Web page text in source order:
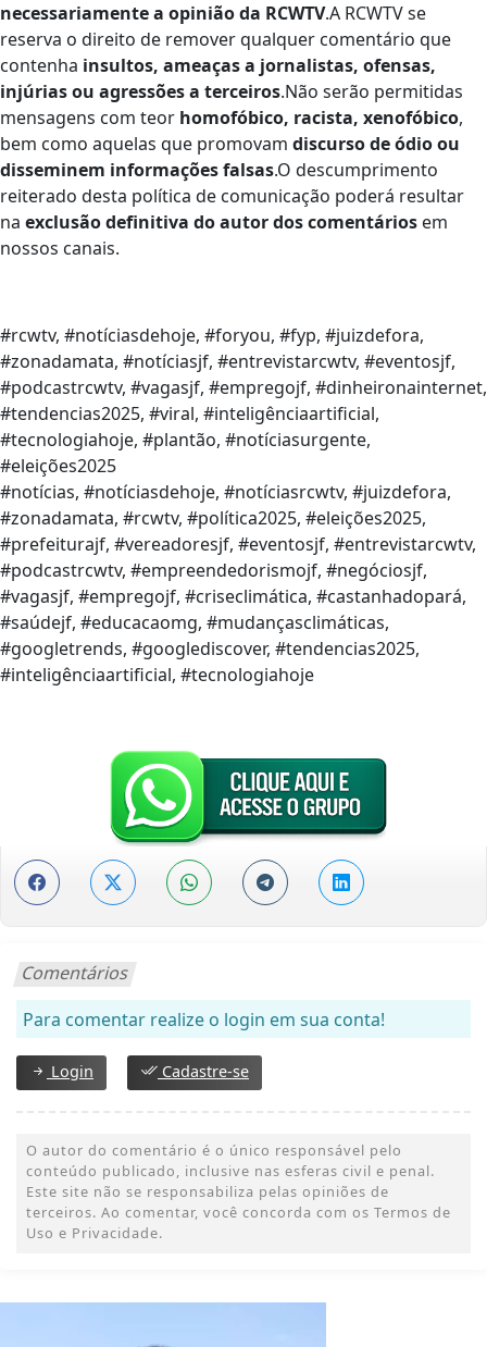
necessariamente a opinião da RCWTV.A RCWTV se
reserva o direito de remover qualquer comentário que
contenha insultos, ameaças a jornalistas, ofensas,
injúrias ou agressões a terceiros.Não serão permitidas
mensagens com teor homofóbico, racista, xenofóbico,
bem como aquelas que promovam discurso de ódio ou
disseminem informações falsas.O descumprimento
reiterado desta política de comunicação poderá resultar
na exclusão definitiva do autor dos comentários em
nossos canais.
#rcwtv, #notíciasdehoje, #foryou, #fyp, #juizdefora,
#zonadamata, #notíciasjf, #entrevistarcwtv, #eventosjf,
#podcastrcwtv, #vagasjf, #empregojf, #dinheironainternet,
#tendencias2025, #viral, #inteligênciaartificial,
#tecnologiahoje, #plantão, #notíciasurgente,
#eleições2025
#notícias, #notíciasdehoje, #notíciasrcwtv, #juizdefora,
#zonadamata, #rcwtv, #política2025, #eleições2025,
#prefeiturajf, #vereadoresjf, #eventosjf, #entrevistarcwtv,
#podcastrcwtv, #empreendedorismojf, #negóciosjf,
#vagasjf, #empregojf, #criseclimática, #castanhadopará,
#saúdejf, #educacaomg, #mudançasclimáticas,
#googletrends, #googlediscover, #tendencias2025,
#inteligênciaartificial, #tecnologiahoje
Comentários
Para comentar realize o login em sua conta!
Login Cadastre-se
O autor do comentário é o único responsável pelo
conteúdo publicado, inclusive nas esferas civil e penal.
Este site não se responsabiliza pelas opiniões de
terceiros. Ao comentar, você concorda com os Termos de
Uso e Privacidade.